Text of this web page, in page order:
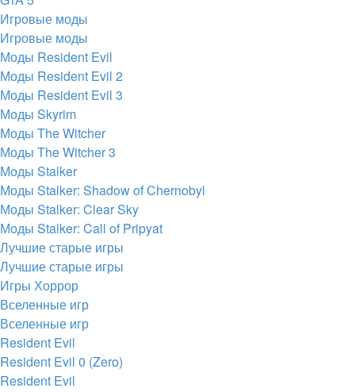
Игровые моды
Игровые моды
Моды Resident Evil
Моды Resident Evil 2
Моды Resident Evil 3
Моды Skyrim
Моды The Witcher
Моды The Witcher 3
Моды Stalker
Моды Stalker: Shadow of Chernobyl
Моды Stalker: Clear Sky
Моды Stalker: Call of Pripyat
Лучшие старые игры
Лучшие старые игры
Игры Хоррор
Вселенные игр
Вселенные игр
Resident Evil
Resident Evil 0 (Zero)
Resident Evil